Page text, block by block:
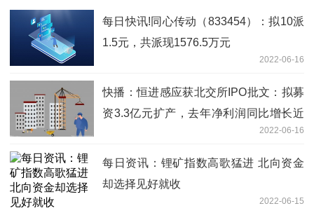
每日快讯!同心传动（833454）：拟10派
1.5元，共派现1576.5万元
2022-06-16
快播：恒进感应获北交所IPO批文：拟募
资3.3亿元扩产，去年净利润同比增长近
2022-06-16
每日资讯：锂矿指数高歌猛进 北向资金
却选择见好就收
2022-06-15